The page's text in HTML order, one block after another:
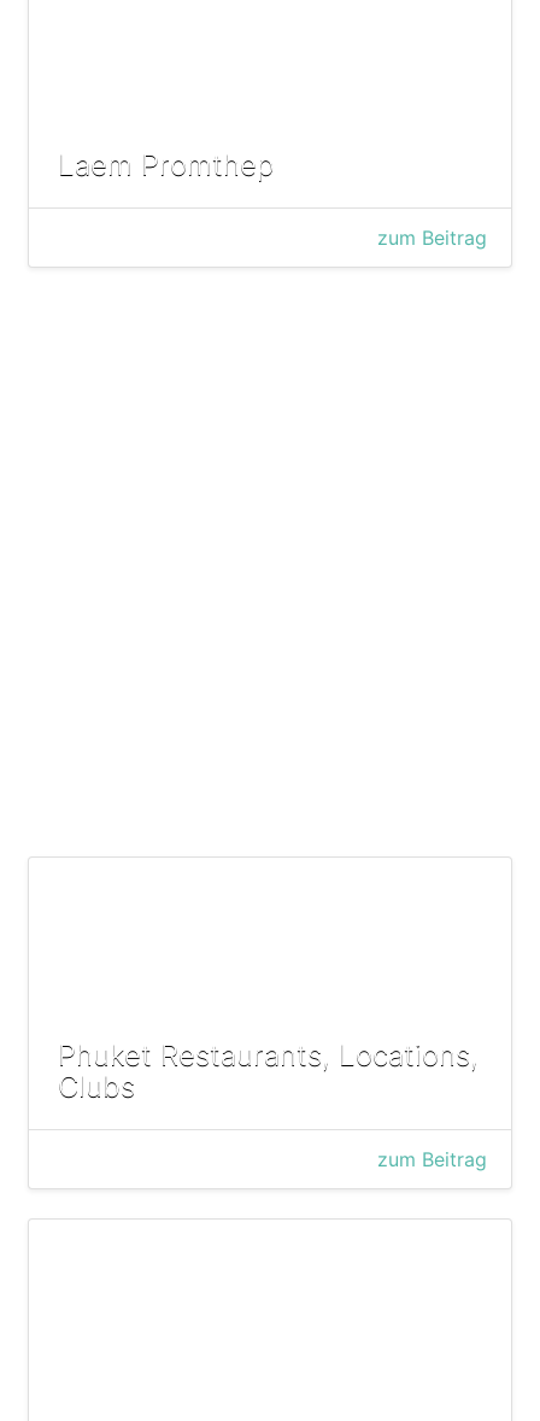
Laem Promthep
zum Beitrag
Phuket Restaurants, Locations,
Clubs
zum Beitrag